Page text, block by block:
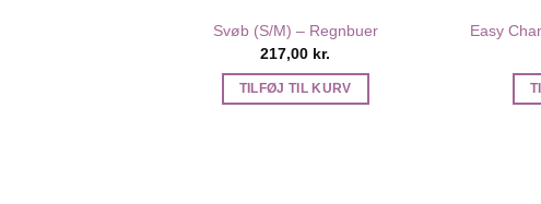
Svøb (S/M) – Regnbuer
217,00 kr.
TILFØJ TIL KURV
Easy